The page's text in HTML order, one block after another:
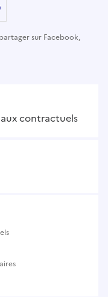
sur Facebook,
Twitter) -
par email
contractuels